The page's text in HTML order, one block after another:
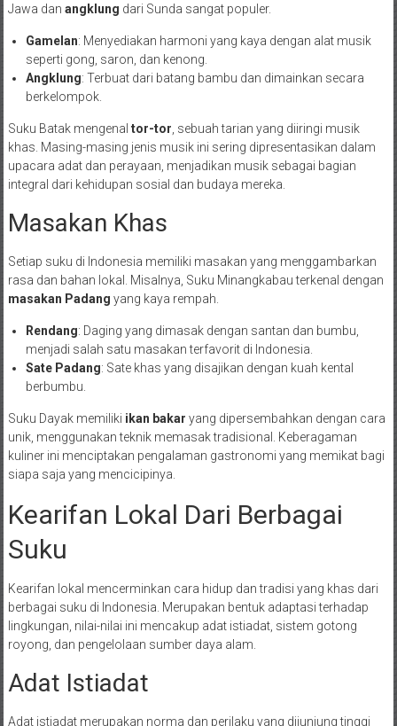
Jawa dan angklung dari Sunda sangat populer.
Gamelan: Menyediakan harmoni yang kaya dengan alat musik
seperti gong, saron, dan kenong.
Angklung: Terbuat dari batang bambu dan dimainkan secara
berkelompok.
Suku Batak mengenal tor-tor, sebuah tarian yang diiringi musik
khas. Masing-masing jenis musik ini sering dipresentasikan dalam
upacara adat dan perayaan, menjadikan musik sebagai bagian
integral dari kehidupan sosial dan budaya mereka.
Masakan Khas
Setiap suku di Indonesia memiliki masakan yang menggambarkan
rasa dan bahan lokal. Misalnya, Suku Minangkabau terkenal dengan
masakan Padang yang kaya rempah.
Rendang: Daging yang dimasak dengan santan dan bumbu,
menjadi salah satu masakan terfavorit di Indonesia.
Sate Padang: Sate khas yang disajikan dengan kuah kental
berbumbu.
Suku Dayak memiliki ikan bakar yang dipersembahkan dengan cara
unik, menggunakan teknik memasak tradisional. Keberagaman
kuliner ini menciptakan pengalaman gastronomi yang memikat bagi
siapa saja yang mencicipinya.
Kearifan Lokal Dari Berbagai
Suku
Kearifan lokal mencerminkan cara hidup dan tradisi yang khas dari
berbagai suku di Indonesia. Merupakan bentuk adaptasi terhadap
lingkungan, nilai-nilai ini mencakup adat istiadat, sistem gotong
royong, dan pengelolaan sumber daya alam.
Adat Istiadat
Adat istiadat merupakan norma dan perilaku yang dijunjung tinggi